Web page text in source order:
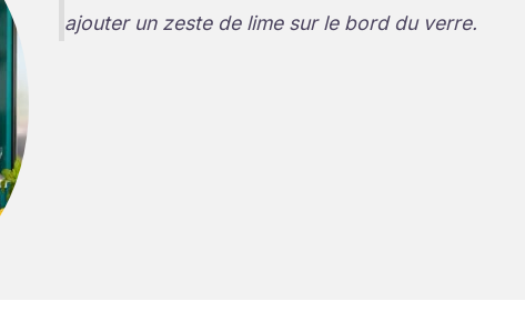
ajouter un zeste de lime sur le bord du verre.